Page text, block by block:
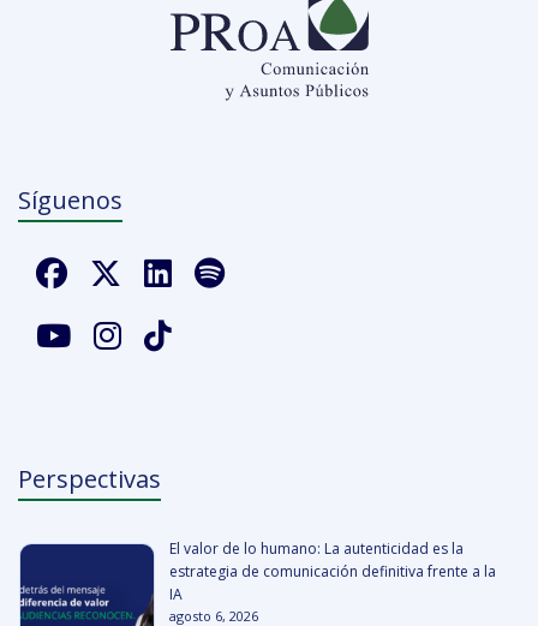
Síguenos
Perspectivas
El valor de lo humano: La autenticidad es la
estrategia de comunicación definitiva frente a la
IA
agosto 6, 2026